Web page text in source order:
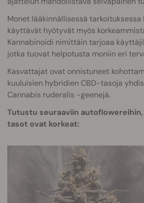
Monet lääkinnällisessä tarkoituksessa
käyttävät hyötyvät myös
Kannabinoidi nimittäin tarjoaa
jotka tuovat helpotusta moniin eri
Kasvattajat ovat onnistuneet
kuuluisien hybridien CBD-tasoja
Cannabis ruderalis -geenejä.
Tutustu seuraaviin autoflowereihin,
tasot ovat korkeat: